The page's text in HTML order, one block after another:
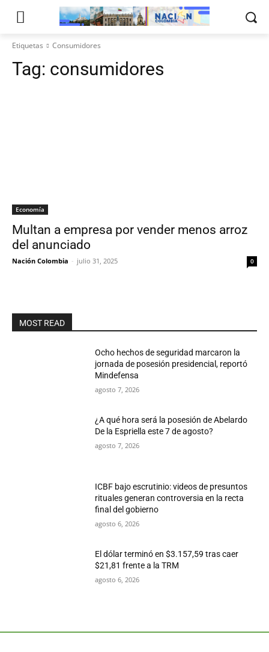
Etiquetas Consumidores
Tag: consumidores
Economía
Multan a empresa por vender menos arroz
del anunciado
Nación Colombia - julio 31, 2025 0
MOST READ
Ocho hechos de seguridad marcaron la
jornada de posesión presidencial, reportó
Mindefensa
agosto 7, 2026
¿A qué hora será la posesión de Abelardo
De la Espriella este 7 de agosto?
agosto 7, 2026
ICBF bajo escrutinio: videos de presuntos
rituales generan controversia en la recta
final del gobierno
agosto 6, 2026
El dólar terminó en $3.157,59 tras caer
$21,81 frente a la TRM
agosto 6, 2026